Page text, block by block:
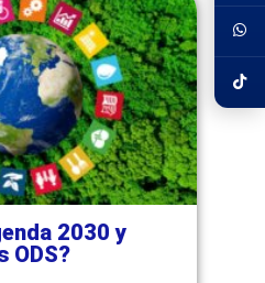
2030 y
ODS?